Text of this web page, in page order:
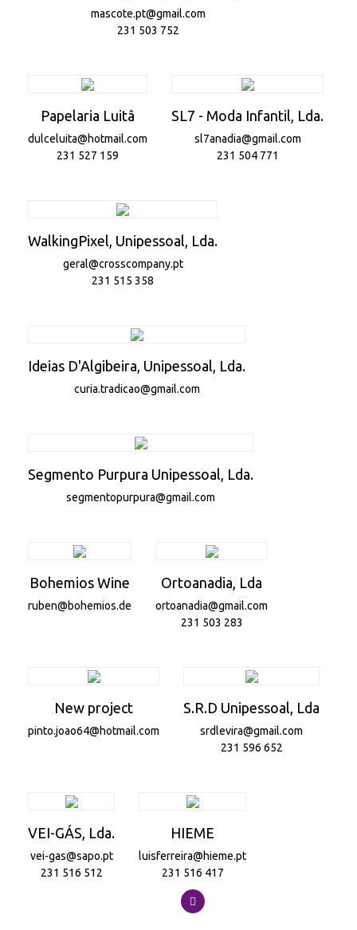
mascote.pt@gmail.com
231 503 752
Papelaria Luitâ
dulceluita@hotmail.com
231 527 159
SL7 - Moda Infantil, Lda.
sl7anadia@gmail.com
231 504 771
WalkingPixel, Unipessoal, Lda.
geral@crosscompany.pt
231 515 358
Ideias D'Algibeira, Unipessoal, Lda.
curia.tradicao@gmail.com
Segmento Purpura Unipessoal, Lda.
segmentopurpura@gmail.com
Bohemios Wine
ruben@bohemios.de
Ortoanadia, Lda
ortoanadia@gmail.com
231 503 283
New project
pinto.joao64@hotmail.com
S.R.D Unipessoal, Lda
srdlevira@gmail.com
231 596 652
VEI-GÁS, Lda.
vei-gas@sapo.pt
231 516 512
HIEME
luisferreira@hieme.pt
231 516 417